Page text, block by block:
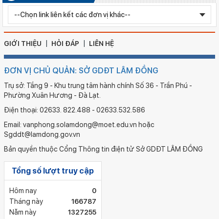
Ngày ban hành: 05/08/2026
Chỉnh sửa bằng TN THPT LÊ HUỲNH NHƯ HẬU
GIỚI THIỆU HỎI ĐÁP LIÊN HỆ
ĐƠN VỊ CHỦ QUẢN: SỞ GDĐT LÂM ĐỒNG
Trụ sở: Tầng 9 - Khu trung tâm hành chính Số 36 - Trần Phú -
Phường Xuân Hương - Đà Lạt.
Điện thoại: 02633. 822.488 - 02633.532.586
Email: vanphong.solamdong@moet.edu.vn hoặc
Sgddt@lamdong.gov.vn
Bản quyền thuộc Cổng Thông tin điện tử Sở GDĐT LÂM ĐỒNG
Tổng số lượt truy cập
Hôm nay
0
Tháng này
166787
Năm này
1327255